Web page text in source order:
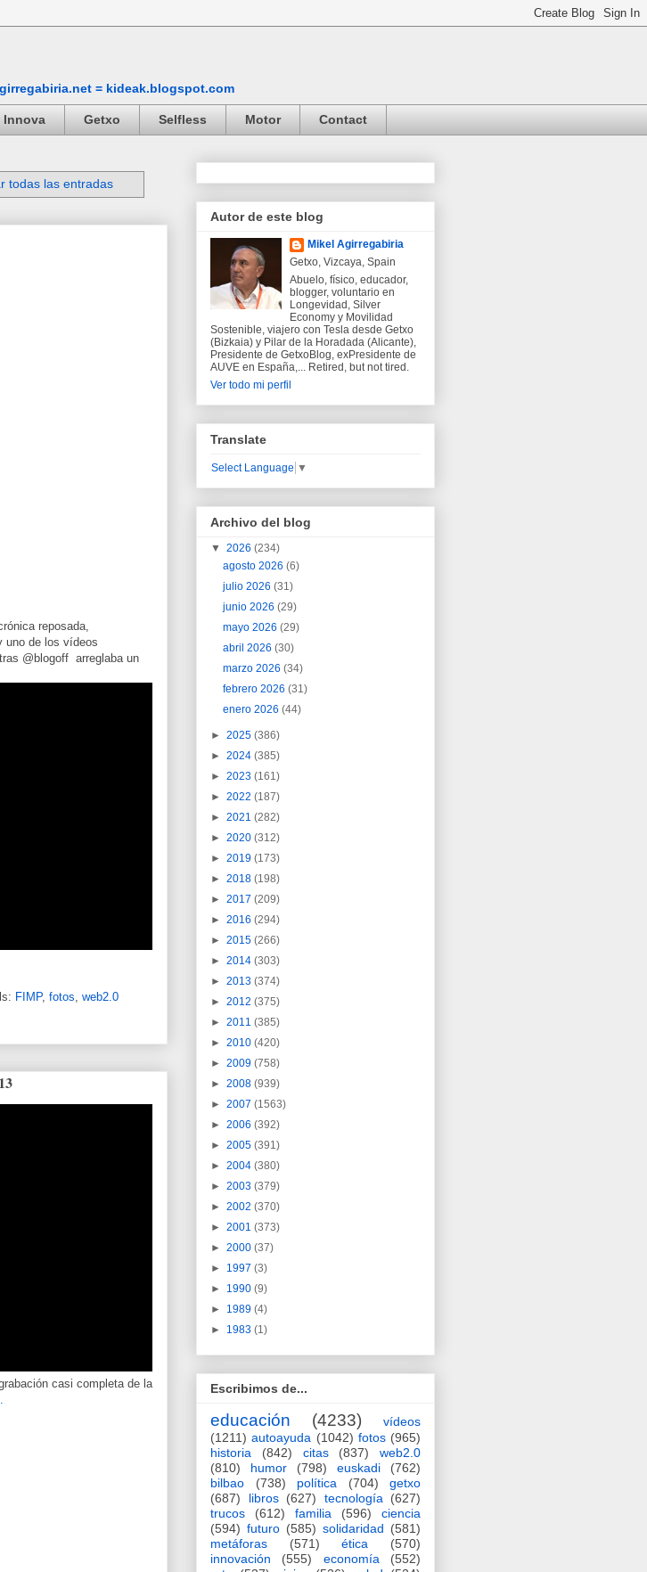
= kideak.blogspot.com
Innova Getxo Selfless Motor Contact
todas las entradas
reposada,
uno de los vídeos
@blogoff arreglaba un
FIMP, fotos web2.0
casi completa de la
.
Autor de este blog
Mikel Agirregabiria
Getxo, Vizcaya, Spain
Abuelo, físico, educador,
blogger, voluntario en
Longevidad, Silver
Economy y Movilidad
Sostenible, viajero con Tesla desde Getxo
(Bizkaia) y Pilar de la Horadada (Alicante),
Presidente de GetxoBlog, exPresidente de
AUVE en España,... Retired, but not tired.
Ver todo mi perfil
Translate
Select Language ▼
Archivo del blog
▼ 2026 (234)
agosto 2026(6)
julio 2026(31)
junio 2026(29)
mayo 2026(29)
abril 2026(30)
marzo 2026(34)
febrero 2026(31)
enero 2026(44)
► 2025 (386)
► 2024 (385)
► 2023 (161)
► 2022 (187)
► 2021 (282)
► 2020 (312)
► 2019 (173)
► 2018 (198)
► 2017 (209)
► 2016 (294)
► 2015 (266)
► 2014 (303)
► 2013 (374)
► 2012 (375)
► 2011 (385)
► 2010 (420)
► 2009 (758)
► 2008 (939)
► 2007 (1563)
► 2006 (392)
► 2005 (391)
► 2004 (380)
► 2003 (379)
► 2002 (370)
► 2001 (373)
► 2000 (37)
► 1997 (3)
► 1990 (9)
► 1989 (4)
► 1983 (1)
Escribimos de...
educación (4233)
vídeos
(1211) autoayuda (1042) fotos (965)
historia
(842) citas (837)
web2.0
(810)
humor (798) euskadi
(762)
bilbao
(738) política (704)
getxo
(687)
libros (627) tecnología
(627)
trucos
(612) familia (596)
ciencia
(594) futuro (585) solidaridad (581)
metáforas
(571) ética
(570)
innovación
(555) economía
(552)